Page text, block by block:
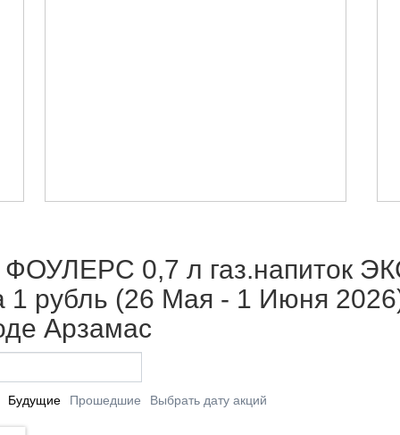
0,7 л газ.напиток
рубль (26 Мая - 1 Июня
Арзамас
Будущие Прошедшие Выбрать дату акций